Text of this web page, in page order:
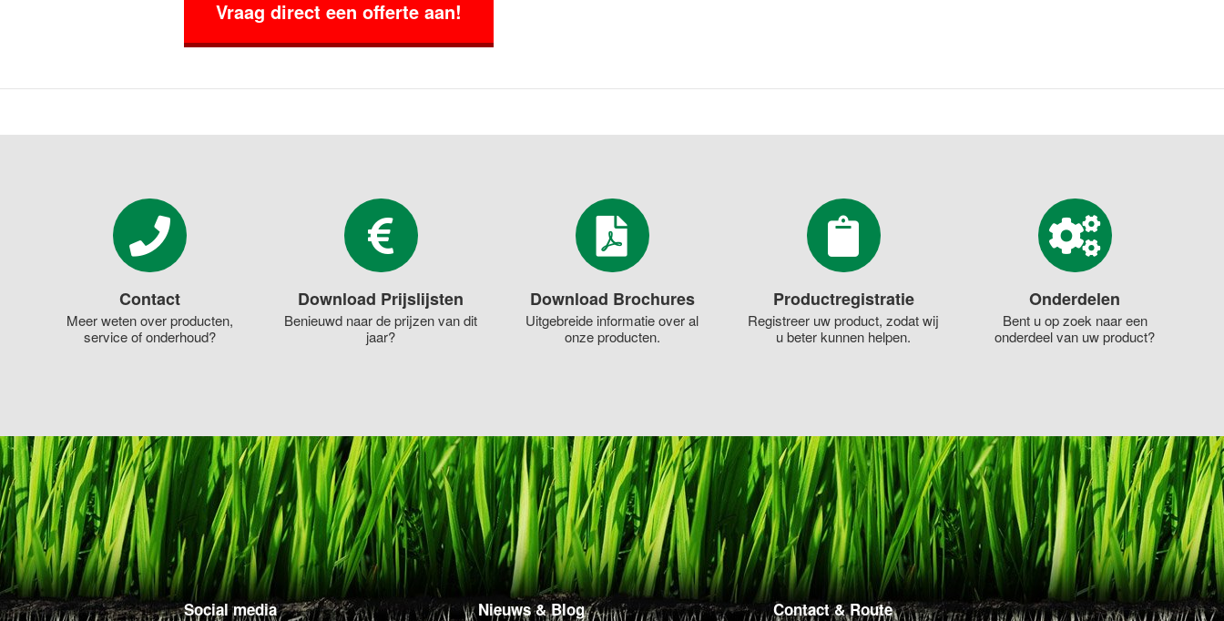
Vraag direct een offerte aan!
Contact
Meer weten over producten,
service of onderhoud?
Download Prijslijsten
Benieuwd naar de prijzen van dit
jaar?
Download Brochures
Uitgebreide informatie over al
onze producten.
Productregistratie
Registreer uw product, zodat wij
u beter kunnen helpen.
Onderdelen
Bent u op zoek naar een
onderdeel van uw product?
Social media Nieuws & Blog Contact & Route